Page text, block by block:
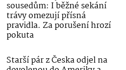
sousedům: I běžné sekání
trávy omezují přísná
pravidla. Za porušení hrozí
pokuta
Starší pár z Česka odjel na